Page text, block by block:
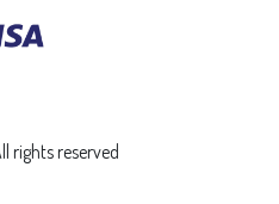
rights reserved